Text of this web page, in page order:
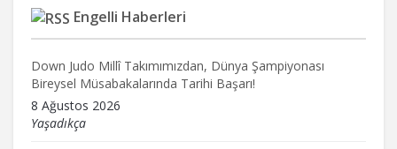
Engelli Haberleri
Down Judo Millî Takımımızdan, Dünya Şampiyonası
Bireysel Müsabakalarında Tarihi Başarı!
8 Ağustos 2026
Yaşadıkça